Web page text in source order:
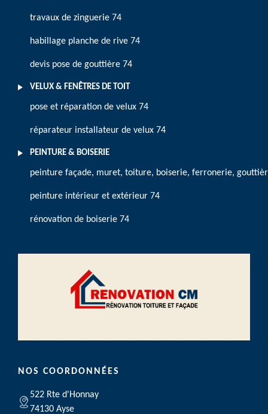
travaux de zinguerie 74
habillage planche de rive 74
devis pose de gouttière 74
VELUX & FENÊTRES DE TOIT
pose et réparation de velux 74
réparateur installateur de velux 74
PEINTURE & BOISERIE
peinture façade, muret, toiture, boiserie, ferronerie,
peinture intérieur et extérieur 74
rénovation de boiserie 74
NOS COORDONNÉES
522 Rte d'Honnay
74130 Ayse